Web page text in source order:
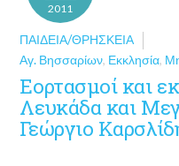
2011
ΠΑΙΔΕΊΑ/ΘΡΗΣΚΕΊΑ
Αγ. Βησσαρίων, Εκκλησία,
Εορτασμοί και
Λευκάδα και
Γεώργιο